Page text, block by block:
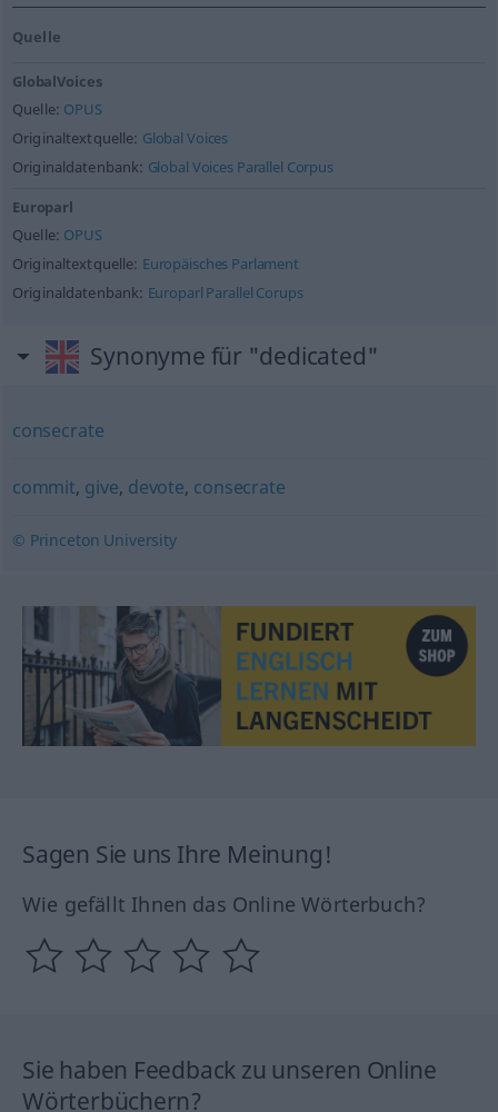
Quelle
GlobalVoices
Quelle: OPUS
Originaltextquelle: Global Voices
Originaldatenbank: Global Voices Parallel Corpus
Europarl
Quelle: OPUS
Originaltextquelle: Europäisches Parlament
Originaldatenbank: Europarl Parallel Corups
Synonyme für "dedicated"
consecrate
commit, give, devote, consecrate
© Princeton University
Sagen Sie uns Ihre Meinung!
Wie gefällt Ihnen das Online Wörterbuch?
Sie haben Feedback zu unseren Online
Wörterbüchern?